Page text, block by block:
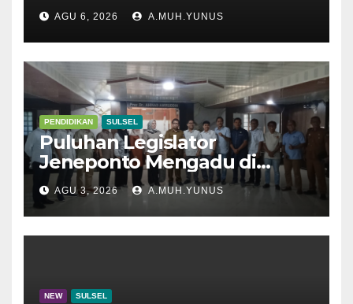
AGU 6, 2026 A.MUH.YUNUS
PENDIDIKAN SULSEL
Puluhan Legislator
Jeneponto Mengadu di
Disdik Sulsel
AGU 3, 2026 A.MUH.YUNUS
NEW SULSEL